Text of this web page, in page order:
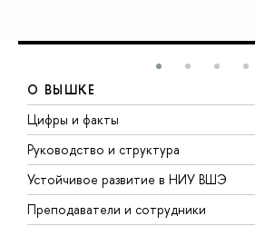
О ВЫШКЕ
Цифры и факты
Руководство и структура
Устойчивое развитие в НИУ ВШЭ
Преподаватели и сотрудники